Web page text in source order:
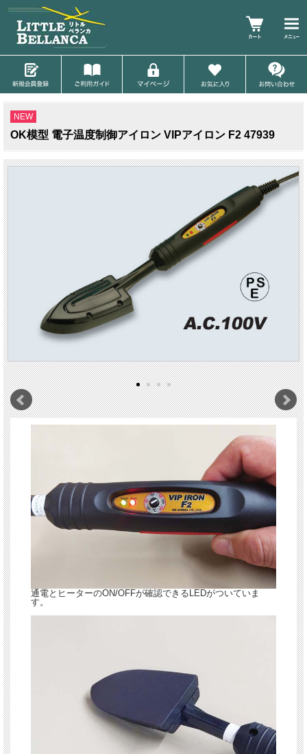
NEW
OK模型 電子温度制御アイロン VIPアイロン F2 47939
通電とヒーターのON/OFFが確認できるLEDがついていま
す。